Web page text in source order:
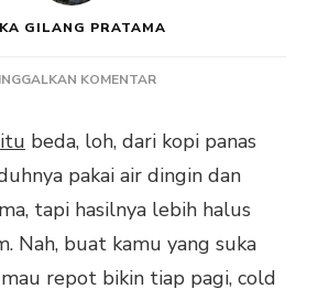
GILANG PRATAMA
KOMENTARPADA
COLD
BREW
YANG
SEGAR
beda, loh, dari kopi panas
pakai air dingin dan
tapi hasilnya lebih halus
Nah, buat kamu yang suka
repot bikin tiap pagi, cold